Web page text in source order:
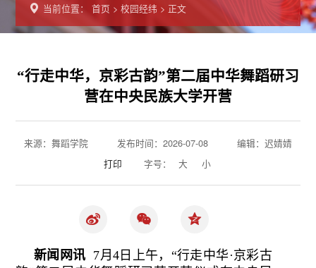
当前位置：首页 >校园经纬 > 正文
“行走中华，京彩古韵”第二届中华舞蹈研习
营在中央民族大学开营
来源：舞蹈学院 发布时间：2026-07-08
编辑：迟婧婧
打印
字号： 大 小
新闻网讯 7月4日上午，“行走中华·京彩古